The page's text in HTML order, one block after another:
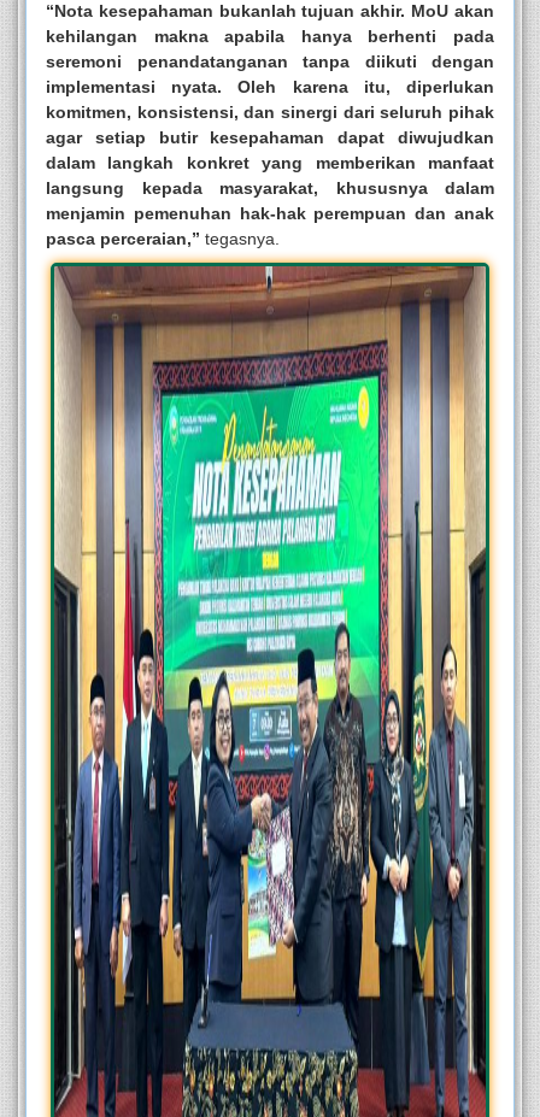
“Nota kesepahaman bukanlah tujuan akhir. MoU akan
kehilangan makna apabila hanya berhenti pada
seremoni penandatanganan tanpa diikuti dengan
implementasi nyata. Oleh karena itu, diperlukan
komitmen, konsistensi, dan sinergi dari seluruh pihak
agar setiap butir kesepahaman dapat diwujudkan
dalam langkah konkret yang memberikan manfaat
langsung kepada masyarakat, khususnya dalam
menjamin pemenuhan hak-hak perempuan dan anak
pasca perceraian,” tegasnya.